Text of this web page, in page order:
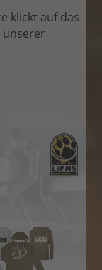
klickt auf das
unserer